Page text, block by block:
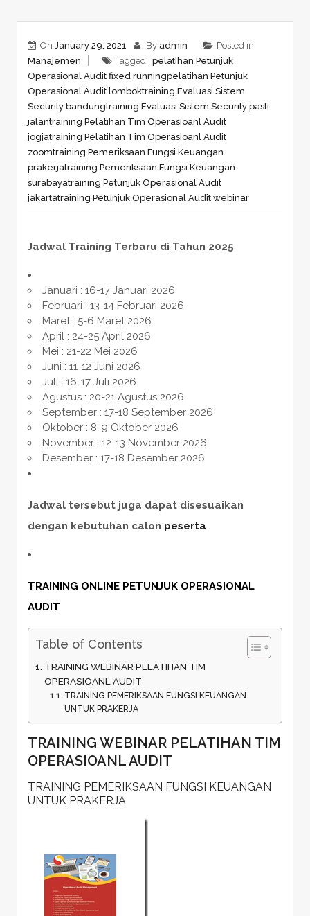
On January 29, 2021 By admin
Posted in
Manajemen
Tagged , pelatihan Petunjuk
Operasional Audit fixed runningpelatihan Petunjuk
Operasional Audit lomboktraining Evaluasi Sistem
Security bandungtraining Evaluasi Sistem Security pasti
jalantraining Pelatihan Tim Operasioanl Audit
jogjatraining Pelatihan Tim Operasioanl Audit
zoomtraining Pemeriksaan Fungsi Keuangan
prakerjatraining Pemeriksaan Fungsi Keuangan
surabayatraining Petunjuk Operasional Audit
jakartatraining Petunjuk Operasional Audit webinar
Jadwal Training Terbaru di Tahun 2025
Januari : 16-17 Januari 2026
Februari : 13-14 Februari 2026
Maret : 5-6 Maret 2026
April : 24-25 April 2026
Mei : 21-22 Mei 2026
Juni : 11-12 Juni 2026
Juli : 16-17 Juli 2026
Agustus : 20-21 Agustus 2026
September : 17-18 September 2026
Oktober : 8-9 Oktober 2026
November : 12-13 November 2026
Desember : 17-18 Desember 2026
Jadwal tersebut juga dapat disesuaikan
dengan kebutuhan calon peserta
TRAINING ONLINE PETUNJUK OPERASIONAL
AUDIT
Table of Contents
TRAINING WEBINAR PELATIHAN TIM
OPERASIOANL AUDIT
TRAINING PEMERIKSAAN FUNGSI KEUANGAN
UNTUK PRAKERJA
TRAINING WEBINAR PELATIHAN TIM
OPERASIOANL AUDIT
TRAINING PEMERIKSAAN FUNGSI KEUANGAN
UNTUK PRAKERJA